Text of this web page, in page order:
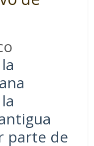
parte de